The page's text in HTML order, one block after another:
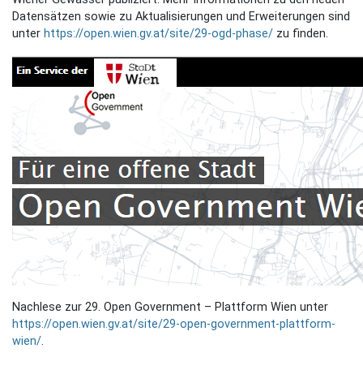
Datensätzen sowie zu Aktualisierungen und Erweiterungen sind
unter https://open.wien.gv.at/site/29-ogd-phase/ zu finden.
Nachlese zur 29. Open Government – Plattform Wien unter
https://open.wien.gv.at/site/29-open-government-plattform-
wien/.